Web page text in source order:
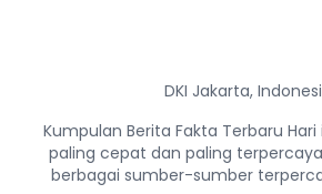
DKI Jakarta,
Kumpulan Berita Fakta Terbaru
paling cepat dan paling
berbagai sumber-sumber